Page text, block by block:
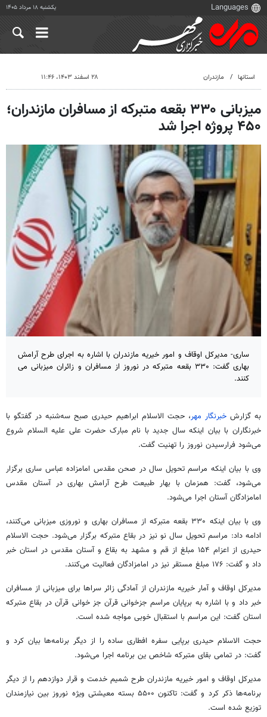
یکشنبه ۱۸ مرداد ۱۴۰۵
استانها مازندران ۲۸ اسفند ۱۴۰۳، ۱۱:۴۶
میزبانی ۳۳۰ بقعه متبرکه از مسافران مازندران؛
۴۵۰ پروژه اجرا شد
ساری- مدیرکل اوقاف و امور خیریه مازندران با اشاره به اجرای طرح آرامش
بهاری گفت: ۳۳۰ بقعه متبرکه در نوروز از مسافران و زائران میزبانی می
کنند.
به گزارشخبرنگار مهر، حجت الاسلام ابراهیم حیدری صبح سه‌شنبه در گفتگو با
خبرنگاران با بیان اینکه سال جدید با نام مبارک حضرت علی علیه السلام شروع
می‌شود فرارسیدن نوروز را تهنیت گفت.
وی با بیان اینکه مراسم تحویل سال در صحن مقدس امامزاده عباس ساری برگزار
می‌شود، گفت: همزمان با بهار طبیعت طرح آرامش بهاری در آستان مقدس
امامزادگان آستان اجرا می‌شود.
وی با بیان اینکه ۳۳۰ بقعه متبرکه از مسافران بهاری و نوروزی میزبانی می‌کنند،
ادامه داد: مراسم تحویل سال نو نیز در بقاع متبرکه برگزار می‌شود. حجت الاسلام
حیدری از اعزام ۱۵۴ مبلغ از قم و مشهد به بقاع و آستان مقدس در استان خبر
داد و گفت: ۱۷۶ مبلغ مستقر نیز در امامزادگان فعالیت می‌کنند.
مدیرکل اوقاف و آمار خیریه مازندران از آمادگی زائر سراها برای میزبانی از مسافران
خبر داد و با اشاره به برپایان مراسم جزخوانیقرآن جز خوانی قرآن در بقاع متبرکه
استان گفت: این مراسم با استقبال خوبی مواجه شده است.
حجت الاسلام حیدری برپایی سفره افطاری ساده را از دیگر برنامه‌ها بیان کرد و
گفت: در تمامی بقای متبرکه شاخص ین برنامه اجرا می‌شود.
مدیرکل اوقاف و امور خیریه مازندران طرح شمیم خدمت و قرار دوازدهم را از دیگر
برنامه‌ها ذکر کرد و گفت: تاکنون ۵۵۰۰ بسته معیشتی ویژه نوروز بین نیازمندان
توزیع شده است.